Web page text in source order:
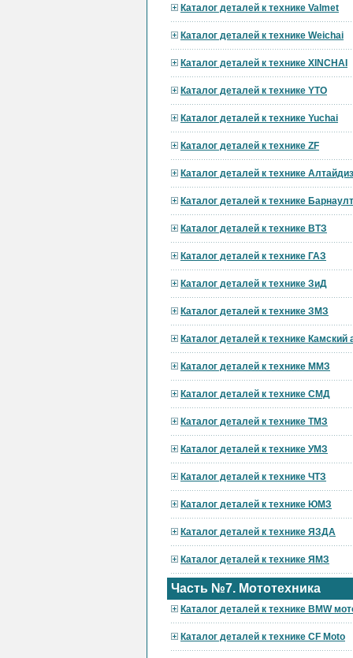
Каталог деталей к технике Valmet
Каталог деталей к технике Weichai
Каталог деталей к технике XINCHAI
Каталог деталей к технике YTO
Каталог деталей к технике Yuchai
Каталог деталей к технике ZF
Каталог деталей к технике
Каталог деталей к технике
Каталог деталей к технике ВТЗ
Каталог деталей к технике ГАЗ
Каталог деталей к технике ЗиД
Каталог деталей к технике ЗМЗ
Каталог деталей к технике Камский
Каталог деталей к технике ММЗ
Каталог деталей к технике СМД
Каталог деталей к технике ТМЗ
Каталог деталей к технике УМЗ
Каталог деталей к технике ЧТЗ
Каталог деталей к технике ЮМЗ
Каталог деталей к технике ЯЗДА
Каталог деталей к технике ЯМЗ
Часть №7. Мототехника
Каталог деталей к технике BMW
Каталог деталей к технике CF Moto